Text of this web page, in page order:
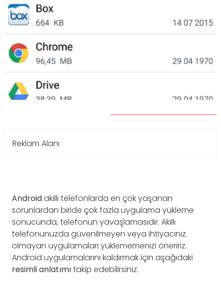
Reklam Alanı
Androidakıllı telefonlarda en çok yaşanan
sorunlardan biride çok fazla uygulama yükleme
sonucunda, telefonun yavaşlamasıdır. Akıllı
telefonunuzda güvenilmeyen veya ihtiyacınız
olmayan uygulamaları yüklememenizi öneririz.
Android uygulamalarını kaldırmak için aşağıdaki
resimlianlatımıtakip edebilirsiniz.